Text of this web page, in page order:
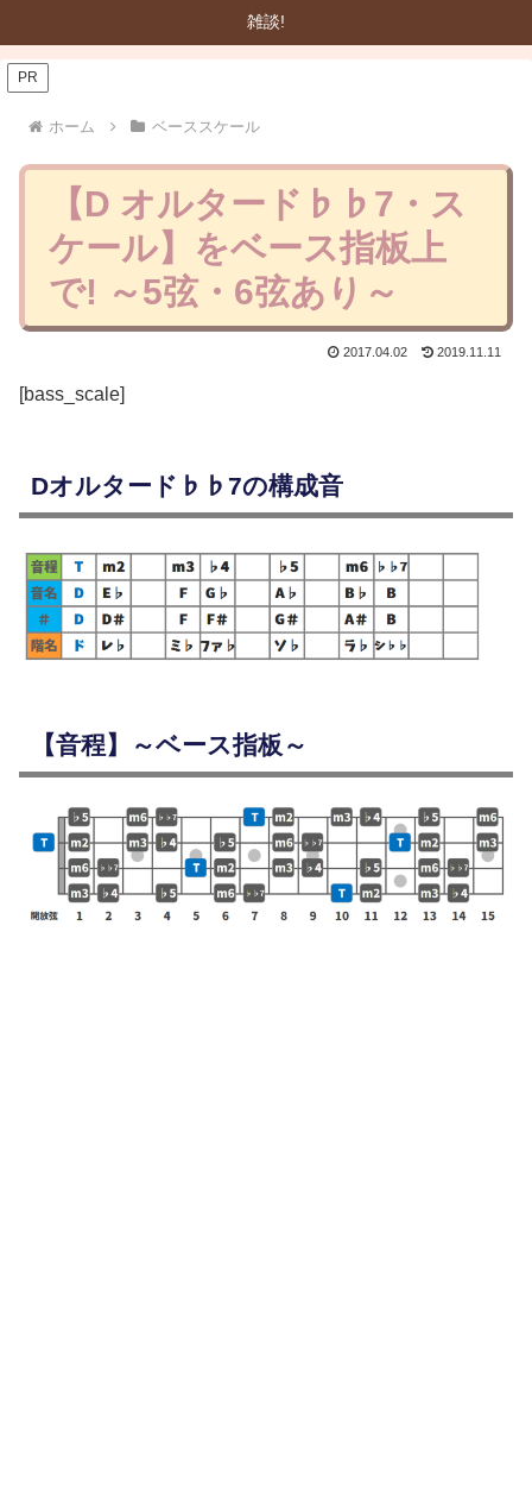
雑談!
PR
ホーム ベーススケール
【D オルタード♭♭7・ス
ケール】をベース指板上
で! ～5弦・6弦あり～
2017.04.02 2019.11.11
[bass_scale]
Dオルタード♭♭7の構成音
【音程】～ベース指板～